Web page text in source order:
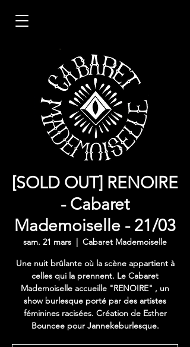
[SOLD OUT] RENOIRE
- Cabaret
Mademoiselle - 21/03
sam. 21 mars
  |
Cabaret Mademoiselle
Une nuit brûlante où la scène appartient à
celles qui la prennent. Le Cabaret
Mademoiselle accueille "RENOIRE" , un
show burlesque porté par des artistes
féminines racisées. Création de Esther
Bouncee pour Jannekeburlesque.